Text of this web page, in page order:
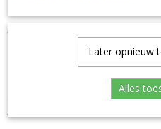
Verzending
Dit garen kan uitsluitend
Klanten niet woonachtig in
de pakketkosten die horen bij
Later opnieuw
Alles